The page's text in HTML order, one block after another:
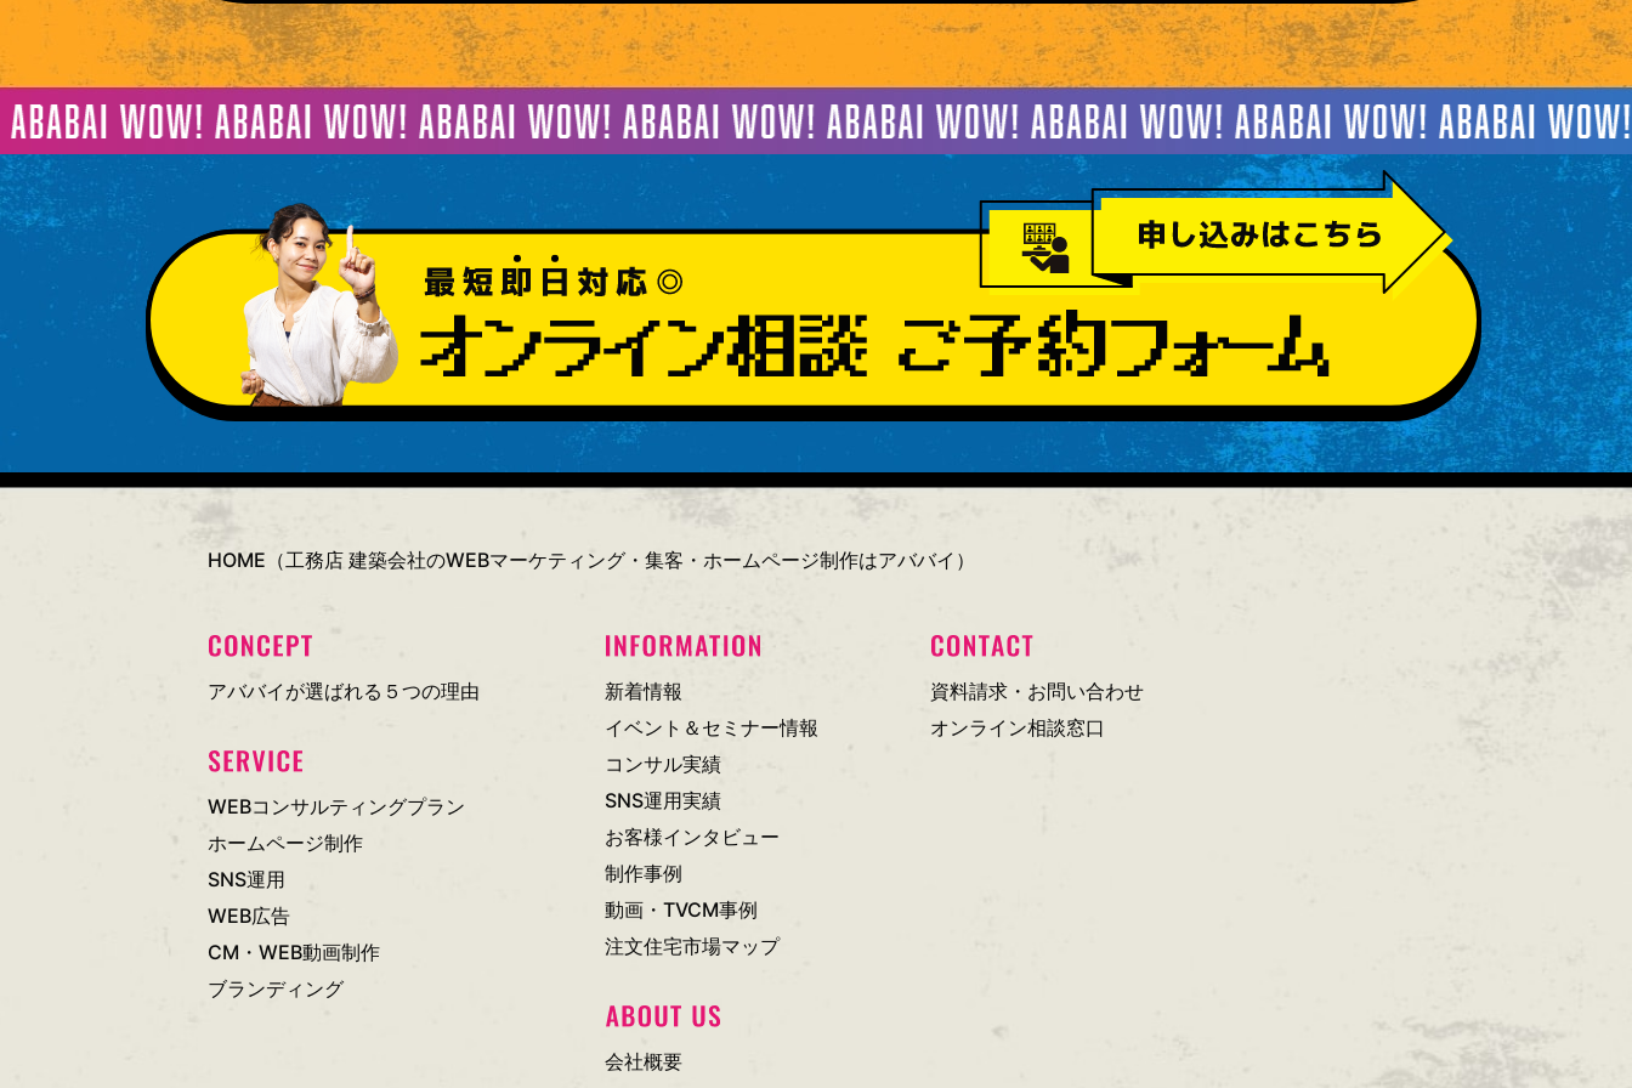
HOME（工務店 建築会社のWEBマーケティング・集客・ホームページ制作はアババイ）
アババイが選ばれる５つの理由
WEBコンサルティングプラン
ホームページ制作
SNS運用
WEB広告
CM・WEB動画制作
ブランディング
新着情報
イベント＆セミナー情報
コンサル実績
SNS運用実績
お客様インタビュー
制作事例
動画・TVCM事例
注文住宅市場マップ
会社概要
資料請求・お問い合わせ
オンライン相談窓口